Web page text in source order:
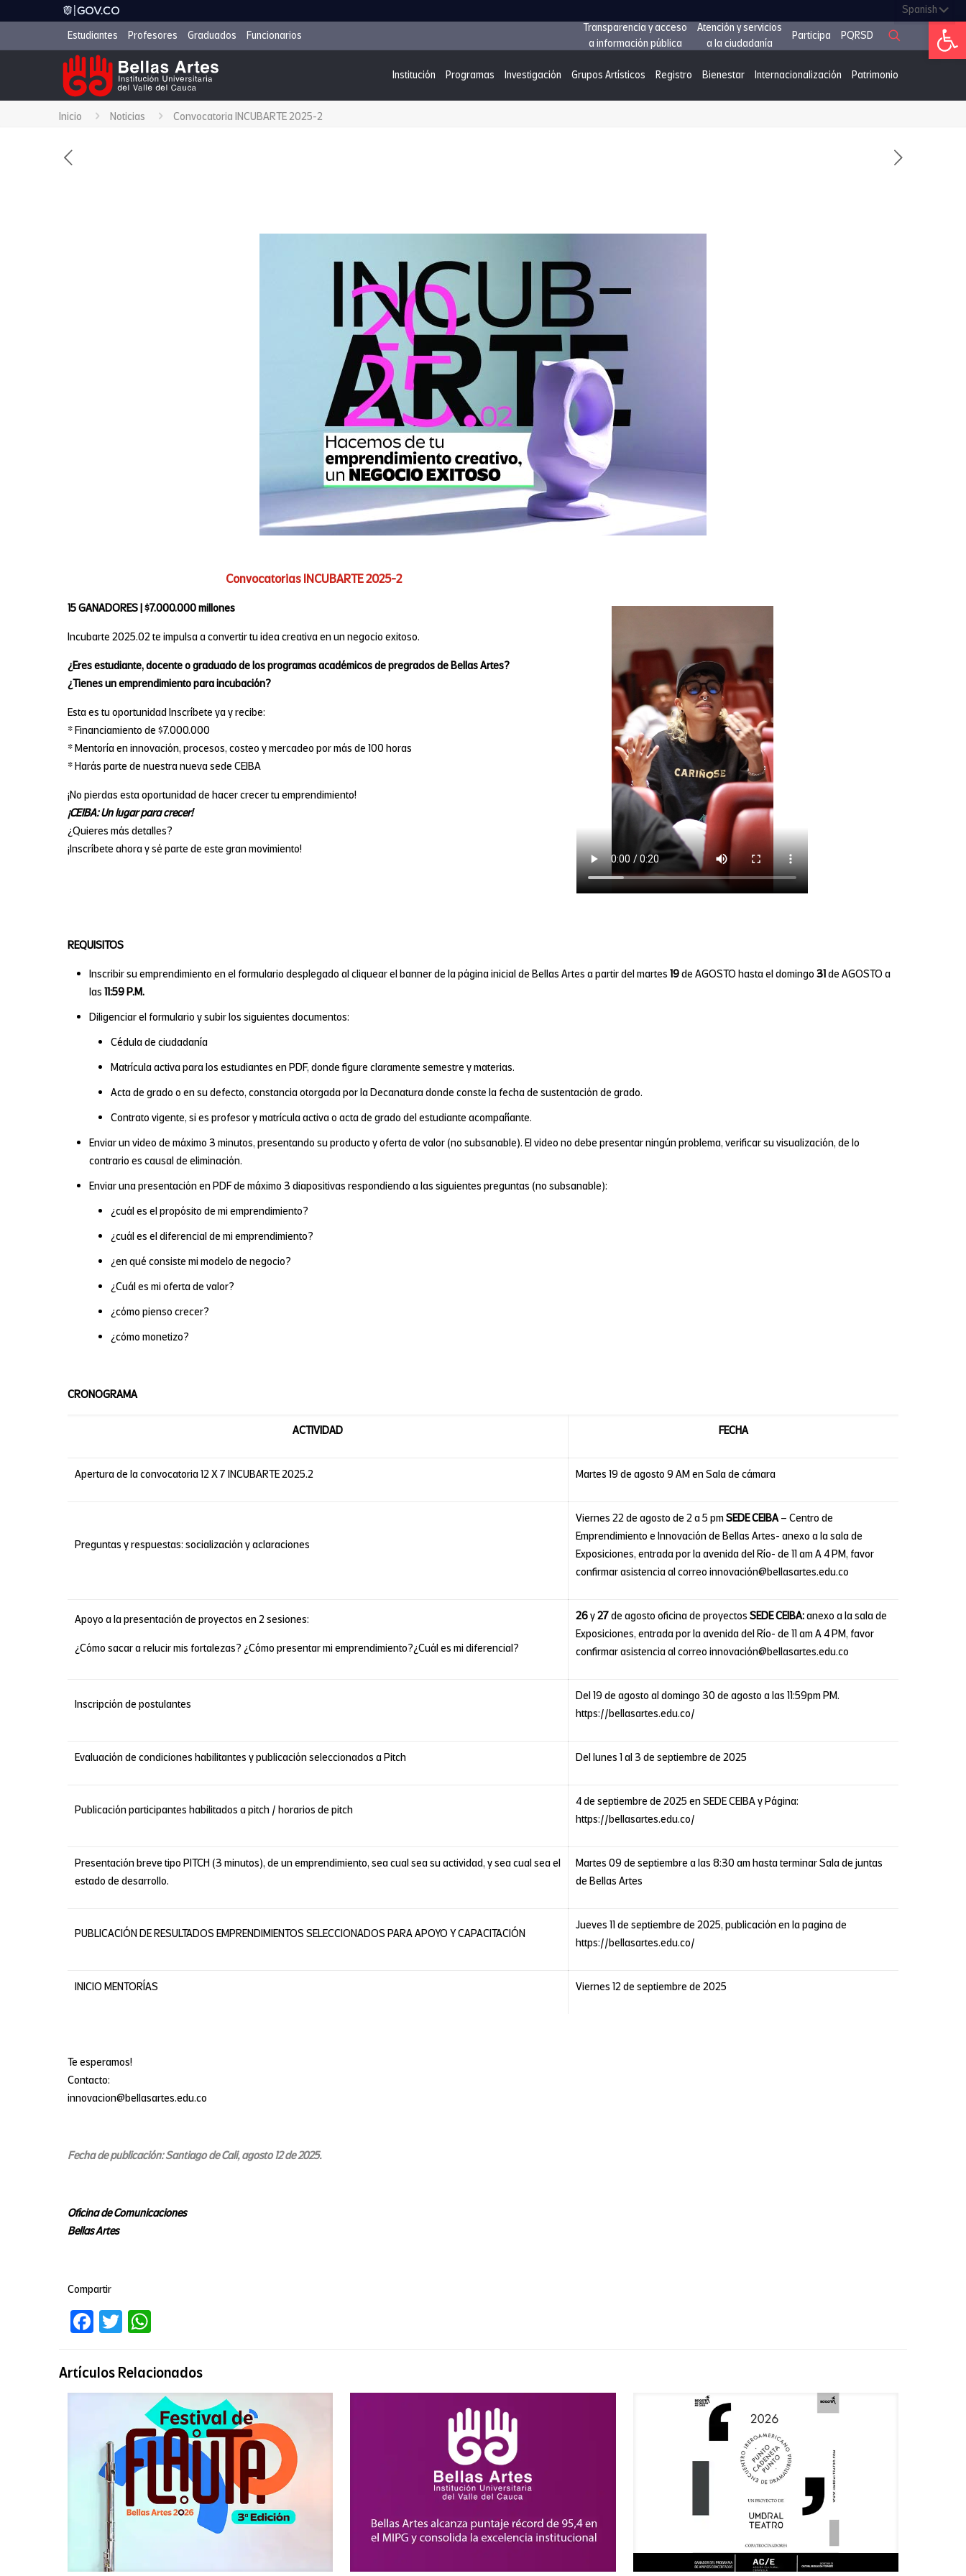
Abrir
Estudiantes Profesores Graduados Funcionarios
Transparencia y acceso
a información pública
Atención y servicios
a la ciudadanía
Participa PQRSD
Institución Programas Investigación Grupos Artísticos Registro Bienestar Internacionalización Patrimonio
Inicio Noticias Convocatoria INCUBARTE 2025-2
Convocatorias INCUBARTE 2025-2
15 GANADORES | $7.000.000 millones
Incubarte 2025.02 te impulsa a convertir tu idea creativa en un negocio exitoso.
¿Eres estudiante, docente o graduado de los programas académicos de pregrados de Bellas Artes?
¿Tienes un emprendimiento para incubación?
Esta es tu oportunidad Inscríbete ya y recibe:
* Financiamiento de $7.000.000
* Mentoría en innovación, procesos, costeo y mercadeo por más de 100 horas
* Harás parte de nuestra nueva sede CEIBA
¡No pierdas esta oportunidad de hacer crecer tu emprendimiento!
¡CEIBA: Un lugar para crecer!
¿Quieres más detalles?
¡Inscríbete ahora y sé parte de este gran movimiento!
REQUISITOS
Inscribir su emprendimiento en el formulario desplegado al cliquear el banner de la página inicial de Bellas Artes a partir del martes 19de AGOSTO hasta el domingo 31de AGOSTO a
las 11:59 P.M.
Diligenciar el formulario y subir los siguientes documentos:
Cédula de ciudadanía
Matrícula activa para los estudiantes en PDF, donde figure claramente semestre y materias.
Acta de grado o en su defecto, constancia otorgada por la Decanatura donde conste la fecha de sustentación de grado.
Contrato vigente, si es profesor y matrícula activa o acta de grado del estudiante acompañante.
Enviar un video de máximo 3 minutos, presentando su producto y oferta de valor (no subsanable). El video no debe presentar ningún problema, verificar su visualización, de lo
contrario es causal de eliminación.
Enviar una presentación en PDF de máximo 3 diapositivas respondiendo a las siguientes preguntas (no subsanable):
¿cuál es el propósito de mi emprendimiento?
¿cuál es el diferencial de mi emprendimiento?
¿en qué consiste mi modelo de negocio?
¿Cuál es mi oferta de valor?
¿cómo pienso crecer?
¿cómo monetizo?
CRONOGRAMA
ACTIVIDAD FECHA
Apertura de la convocatoria 12 X 7 INCUBARTE 2025.2 Martes 19 de agosto 9 AM en Sala de cámara
Preguntas y respuestas: socialización y aclaraciones
Viernes 22 de agosto de 2 a 5 pmSEDE CEIBA– Centro de
Emprendimiento e Innovación de Bellas Artes- anexo a la sala de
Exposiciones, entrada por la avenida del Río- de 11 am A 4 PM, favor
confirmar asistencia al correo innovación@bellasartes.edu.co
Apoyo a la presentación de proyectos en 2 sesiones:
¿Cómo sacar a relucir mis fortalezas? ¿Cómo presentar mi emprendimiento?¿Cuál es mi diferencial?
26y27de agosto oficina de proyectos SEDE CEIBA:anexo a la sala de
Exposiciones, entrada por la avenida del Río- de 11 am A 4 PM, favor
confirmar asistencia al correo innovación@bellasartes.edu.co
Inscripción de postulantes
Del 19 de agosto al domingo 30 de agosto a las 11:59pm PM.
https://bellasartes.edu.co/
Evaluación de condiciones habilitantes y publicación seleccionados a Pitch Del lunes 1 al 3 de septiembre de 2025
Publicación participantes habilitados a pitch / horarios de pitch
4 de septiembre de 2025 en SEDE CEIBA y Página:
https://bellasartes.edu.co/
Presentación breve tipo PITCH (3 minutos), de un emprendimiento, sea cual sea su actividad, y sea cual sea el
estado de desarrollo.
Martes 09 de septiembre a las 8:30 am hasta terminar Sala de juntas
de Bellas Artes
PUBLICACIÓN DE RESULTADOS EMPRENDIMIENTOS SELECCIONADOS PARA APOYO Y CAPACITACIÓN
Jueves 11 de septiembre de 2025, publicación en la pagina de
https://bellasartes.edu.co/
INICIO MENTORÍAS Viernes 12 de septiembre de 2025
Te esperamos!
Contacto:
innovacion@bellasartes.edu.co
Fecha de publicación: Santiago de Cali, agosto 12 de 2025.
Oficina de Comunicaciones
Bellas Artes
Compartir
Facebook
TwitterWhatsApp
Artículos Relacionados